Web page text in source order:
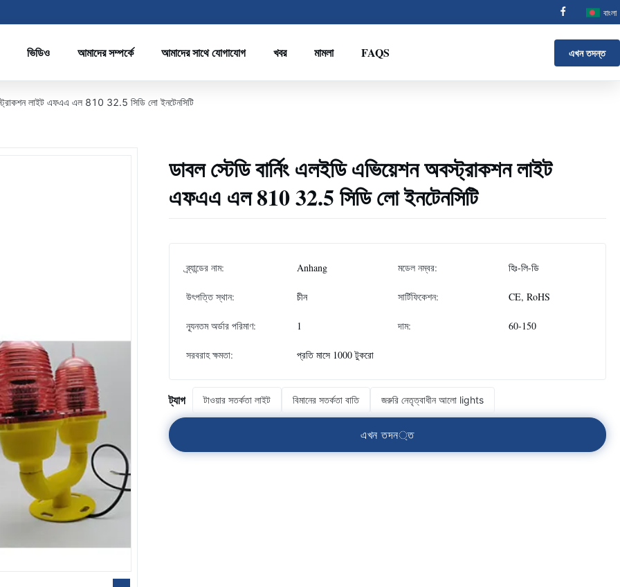
বাংলা
ভিডিও আমাদের সম্পর্কে আমাদের সাথে যোগাযোগ খবর মামলা FAQS এখন তদন্ত
লাইট এফএএ এল 810 32.5 সিডি লো ইনটেনসিটি
ডাবল স্টেডি বার্নিং এলইডি এভিয়েশন অবস্ট্রাকশন লাইট
এফএএ এল 810 32.5 সিডি লো ইনটেনসিটি
ব্র্যান্ডের নাম: Anhang মডেল নম্বর: হিঃ-লি-ডি
উৎপত্তি স্থান: চীন সার্টিফিকেশন: CE, RoHS
ন্যূনতম অর্ডার পরিমাণ: 1 দাম: 60-150
সরবরাহ ক্ষমতা: প্রতি মাসে 1000 টুকরো
ট্যাগ টাওয়ার সতর্কতা লাইট বিমানের সতর্কতা বাতি জরুরি নেতৃত্বাধীন আলো lights
এখন তদন্ত